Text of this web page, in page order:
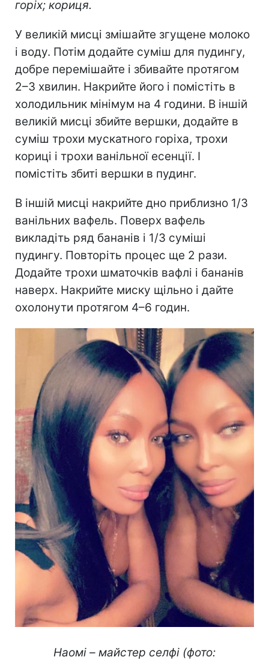
горіх; кориця.
У великій мисці змішайте згущене молоко
і воду. Потім додайте суміш для пудингу,
добре перемішайте і збивайте протягом
2–3 хвилин. Накрийте його і помістіть в
холодильник мінімум на 4 години. В іншій
великій мисці збийте вершки, додайте в
суміш трохи мускатного горіха, трохи
кориці і трохи ванільної есенції. І
помістіть збиті вершки в пудинг.
В іншій мисці накрийте дно приблизно 1/3
ванільних вафель. Поверх вафель
викладіть ряд бананів і 1/3 суміші
пудингу. Повторіть процес ще 2 рази.
Додайте трохи шматочків вафлі і бананів
наверх. Накрийте миску щільно і дайте
охолонути протягом 4–6 годин.
Наомі – майстер селфі (фото: